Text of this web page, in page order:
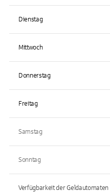
Dienstag
Mittwoch
Donnerstag
Freitag
Samstag
Sonntag
Verfügbarkeit der Geldautomaten